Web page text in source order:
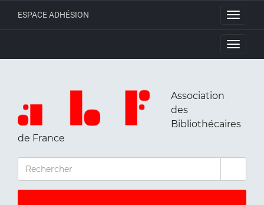
Toggle
ESPACE ADHÉSION
Toggle
Association
des
Bibliothécaires
de France
RECHERCHER